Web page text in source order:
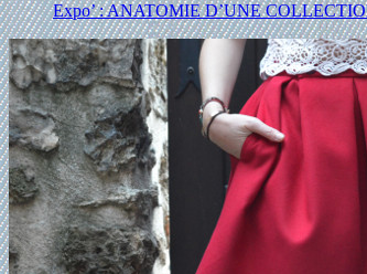
Expo’ : ANATOMIE D’UNE